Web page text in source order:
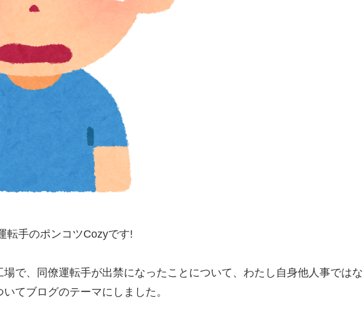
転手のポンコツCozyです!
で、同僚運転手が出禁になったことについて、わたし自身他人事ではな
てブログのテーマにしました。